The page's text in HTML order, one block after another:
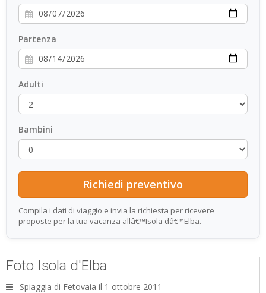
Partenza
Adulti
Bambini
Compila i dati di viaggio e invia la richiesta per ricevere
proposte per la tua vacanza allâ€™Isola dâ€™Elba.
Foto Isola d'Elba
Spiaggia di Fetovaia il 1 ottobre 2011